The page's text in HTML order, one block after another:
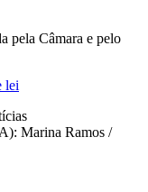
pela Câmara e pelo
lei
Marina Ramos /